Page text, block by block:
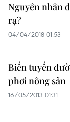
Nguyên nhân
rạ?
04/04/2018 01:53
Biến tuyến
phơi nông sản
16/05/2013 01:31